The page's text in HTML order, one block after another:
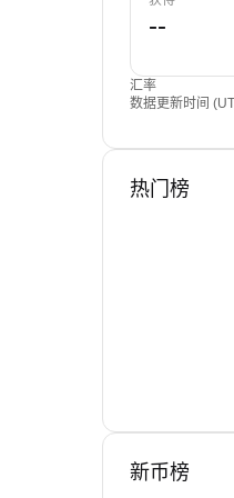
汇率
数据更新时间
热门榜
新币榜